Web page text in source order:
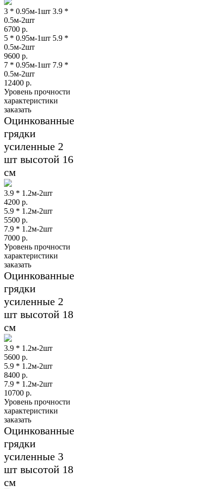
3 * 0.95м-1шт 3.9 *
0.5м-2шт
6700 р.
5 * 0.95м-1шт 5.9 *
0.5м-2шт
9600 р.
7 * 0.95м-1шт 7.9 *
0.5м-2шт
12400 р.
Уровень прочности
характеристики
заказать
Оцинкованные
грядки
усиленные 2
шт высотой 16
см
3.9 * 1.2м-2шт
4200 р.
5.9 * 1.2м-2шт
5500 р.
7.9 * 1.2м-2шт
7000 р.
Уровень прочности
характеристики
заказать
Оцинкованные
грядки
усиленные 2
шт высотой 18
см
3.9 * 1.2м-2шт
5600 р.
5.9 * 1.2м-2шт
8400 р.
7.9 * 1.2м-2шт
10700 р.
Уровень прочности
характеристики
заказать
Оцинкованные
грядки
усиленные 3
шт высотой 18
см